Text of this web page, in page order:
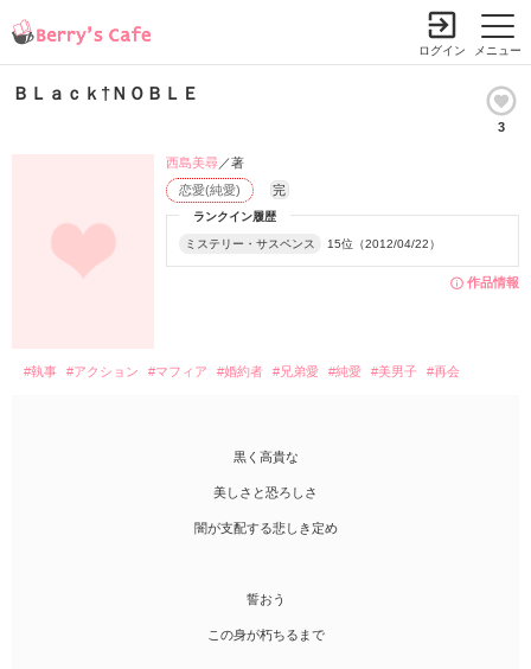
メニュー
ログイン
ＢＬａｃｋ†ＮＯＢＬＥ
3
作品情報
ランクイン履歴
ミステリー・サスペンス 15位（2012/04/22）
恋愛(純愛) 完
西島美尋／著
#執事 #アクション #マフィア #婚約者 #兄弟愛 #純愛 #美男子 #再会
黒く高貴な
美しさと恐ろしさ
闇が支配する悲しき定め
誓おう
この身が朽ちるまで